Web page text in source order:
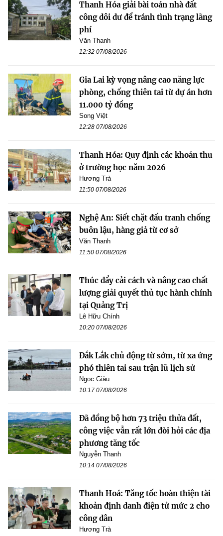
Thanh Hóa giải bài toán nhà đất
công dôi dư để tránh tình trạng lãng
phí
Văn Thanh
12:32 07/08/2026
Gia Lai kỳ vọng nâng cao năng lực
phòng, chống thiên tai từ dự án hơn
11.000 tỷ đồng
Song Việt
12:28 07/08/2026
Thanh Hóa: Quy định các khoản thu
ở trường học năm 2026
Hương Trà
11:50 07/08/2026
Nghệ An: Siết chặt đấu tranh chống
buôn lậu, hàng giả từ cơ sở
Văn Thanh
11:50 07/08/2026
Thúc đẩy cải cách và nâng cao chất
lượng giải quyết thủ tục hành chính
tại Quảng Trị
Lê Hữu Chính
10:20 07/08/2026
Đắk Lắk chủ động từ sớm, từ xa ứng
phó thiên tai sau trận lũ lịch sử
Ngọc Giàu
10:17 07/08/2026
Đã đồng bộ hơn 73 triệu thửa đất,
công việc vẫn rất lớn đòi hỏi các địa
phương tăng tốc
Nguyễn Thanh
10:14 07/08/2026
Thanh Hoá: Tăng tốc hoàn thiện tài
khoản định danh điện tử mức 2 cho
công dân
Hương Trà